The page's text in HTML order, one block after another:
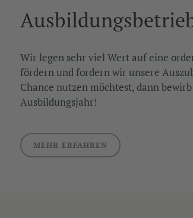
Wir legen sehr viel Wert auf eine
fördern und fordern wir unsere
Chance nutzen möchtest, dann
Ausbildungsjahr!
MEHR ERFAHREN